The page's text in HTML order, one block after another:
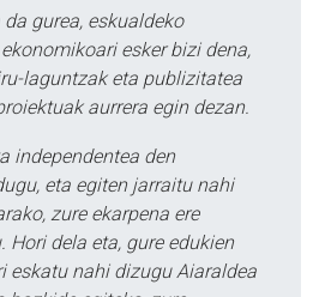
gurea, eskualdeko
esker bizi dena,
laguntzak eta publizitatea
aurrera egin dezan.
independentea den
eta egiten jarraitu nahi
zure ekarpena ere
Hori dela eta, gure edukien
eskatu nahi dizugu Aiaraldea